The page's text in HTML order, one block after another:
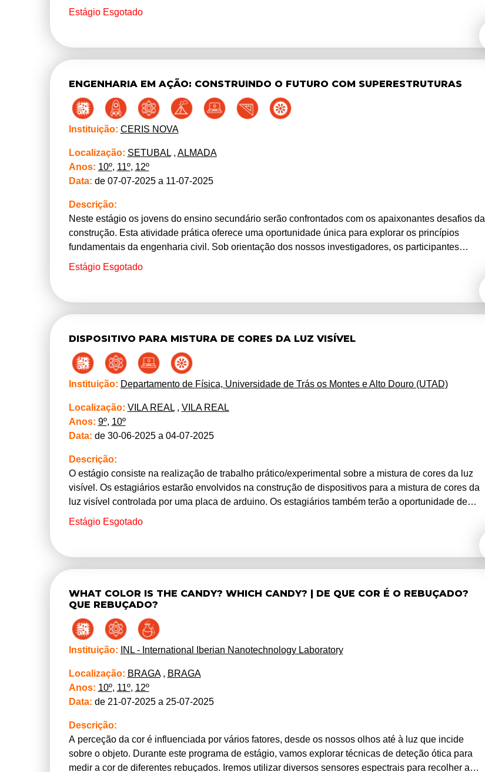
electroestática criada por fricção. Os estagiários irão lidar com conceitos de dinâmica de fluidos,
eletrostática, eletrónica e informática/programação. A automatização é feita com recurso a placas de
Estágio Esgotado
ENGENHARIA EM AÇÃO: CONSTRUINDO O FUTURO COM SUPERESTRUTURAS
Instituição: CERIS NOVA
Localização: SETUBAL, ALMADA
Anos: 10º, 11º, 12º
Data: de 07-07-2025 a 11-07-2025
Descrição:
Neste estágio os jovens do ensino secundário serão confrontados com os apaixonantes desafios da
construção. Esta atividade prática oferece uma oportunidade única para explorar os princípios
fundamentais da engenharia civil. Sob orientação dos nossos investigadores, os participantes
aprenderão os conceitos fundamentais da conceção estrutural, criarão e testarão as suas próprias
“superestruturas”. Prepara-te para uma viagem empolgante rumo ao universo da engenharia, onde
humanas. Junta-te a nós nesta missão de construir o futuro, um projeto de cada vez!
Estágio Esgotado
DISPOSITIVO PARA MISTURA DE CORES DA LUZ VISÍVEL
Instituição: Departamento de Física, Universidade de Trás os Montes e Alto Douro (UTAD)
Localização: VILA REAL, VILA REAL
Anos: 9º, 10º
Data: de 30-06-2025 a 04-07-2025
Descrição:
O estágio consiste na realização de trabalho prático/experimental sobre a mistura de cores da luz
visível. Os estagiários estarão envolvidos na construção de dispositivos para a mistura de cores da
luz visível controlada por uma placa de arduino. Os estagiários também terão a oportunidade de
participar na recolha de amostras vegetais do Jardim Botânico da UTAD para impressão fotográfica
ativada pela radiação solar, com o objetivo de construir um herbário alternativo das espécies
informática e fotografia. Os alunos devem trazer os seus computadores pessoais.
Estágio Esgotado
WHAT COLOR IS THE CANDY? WHICH CANDY? | DE QUE COR É O REBUÇADO?
QUE REBUÇADO?
Instituição: INL - International Iberian Nanotechnology Laboratory
Localização: BRAGA, BRAGA
Anos: 10º, 11º, 12º
Data: de 21-07-2025 a 25-07-2025
Descrição:
A perceção da cor é influenciada por vários fatores, desde os nossos olhos até à luz que incide
sobre o objeto. Durante este programa de estágio, vamos explorar técnicas de deteção ótica para
medir a cor de diferentes rebuçados. Iremos utilizar diversos sensores espectrais para recolher a